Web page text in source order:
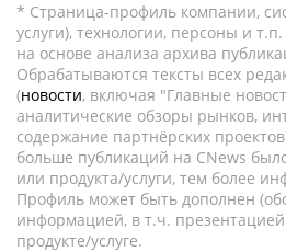
* Страница-профиль компании,
услуги), технологии, персоны и
на основе анализа архива
Обрабатываются тексты всех
(новости, включая "Главные
аналитические обзоры рынков,
содержание партнёрских
больше публикаций на CNews
или продукта/услуги, тем более
Профиль может быть дополнен
информацией, в т.ч.
продукте/услуге.